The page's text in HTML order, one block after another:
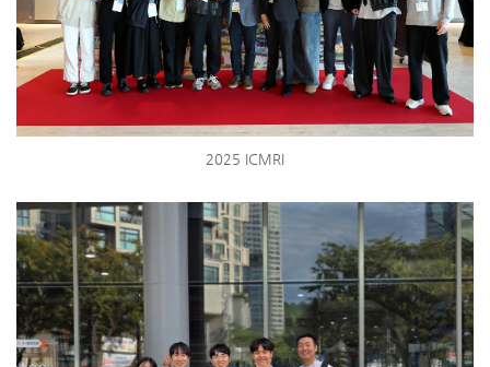
2025 ICMRI